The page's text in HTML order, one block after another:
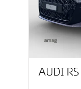
AUDI